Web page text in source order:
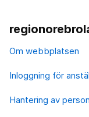
Om webbplatsen
Inloggning för
Hantering av